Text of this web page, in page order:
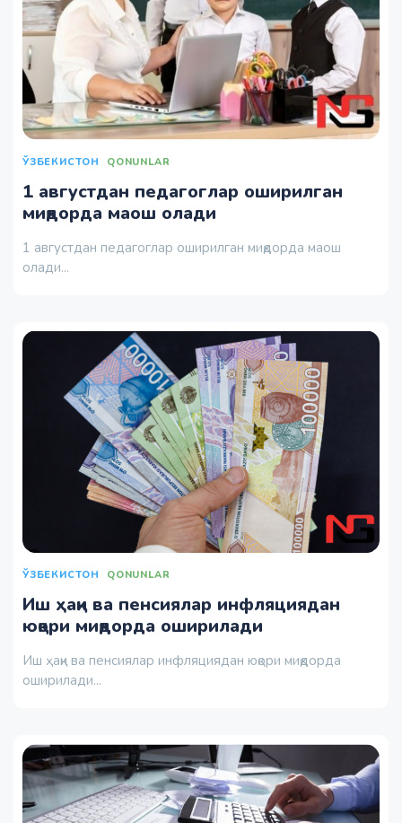
ЎЗБЕКИСТОН QONUNLAR
1 августдан педагоглар оширилган
миқдорда маош олади
1 августдан педагоглар оширилган миқдорда маош
олади...
ЎЗБЕКИСТОН QONUNLAR
Иш ҳақи ва пенсиялар инфляциядан
юқори миқдорда оширилади
Иш ҳақи ва пенсиялар инфляциядан юқори миқдорда
оширилади...